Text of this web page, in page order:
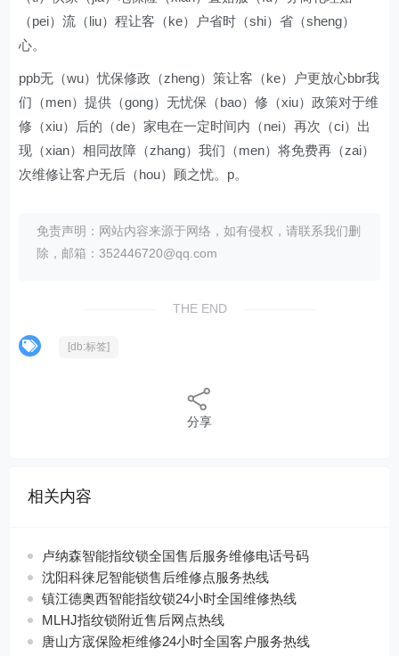
（pei）流（liu）程让客（ke）户省时（shi）省（sheng）
心。
ppb无（wu）忧保修政（zheng）策让客（ke）户更放心bbr我
们（men）提供（gong）无忧保（bao）修（xiu）政策对于维
修（xiu）后的（de）家电在一定时间内（nei）再次（ci）出
现（xian）相同故障（zhang）我们（men）将免费再（zai）
次维修让客户无后（hou）顾之忧。p。
免责声明：网站内容来源于网络，如有侵权，请联系我们删
除，邮箱：352446720@qq.com
THE END
[db:标签]
分享
相关内容
卢纳森智能指纹锁全国售后服务维修电话号码
沈阳科徕尼智能锁售后维修点服务热线
镇江德奥西智能指纹锁24小时全国维修热线
MLHJ指纹锁附近售后网点热线
唐山方宬保险柜维修24小时全国客户服务热线